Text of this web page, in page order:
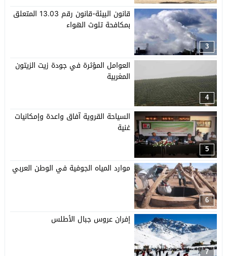
3
قانون البيئة-قانون رقم 13.03 المتعلق
بمكافحة تلوث الهواء
4
العوامل المؤثرة في جودة زيت الزيتون
المغربية
5
السياحة القروية آفاق واعدة وإمكانيات
غنية
6
موارد المياه الجوفية في الوطن العربي
7
إفران عروس جبال الأطلس